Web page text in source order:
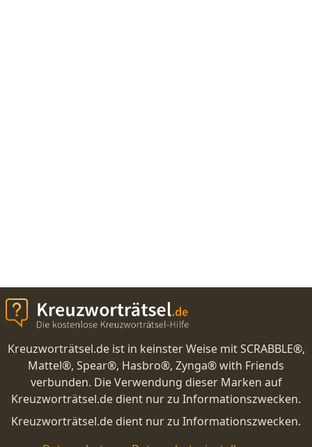
Kreuzworträtsel.de ist in keinster Weise mit SCRABBLE®,
Mattel®, Spear®, Hasbro®, Zynga® with Friends
verbunden. Die Verwendung dieser Marken auf
Kreuzworträtsel.de dient nur zu Informationszwecken.
Kreuzworträtsel.de dient nur zu Informationszwecken.